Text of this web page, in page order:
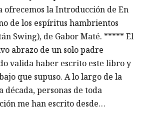
ofrecemos la Introducción de En
de los espíritus hambrientos
Swing), de Gabor Maté. ***** El
abrazo de un solo padre
valida haber escrito este libro y
que supuso. A lo largo de la
década, personas de toda
me han escrito desde…